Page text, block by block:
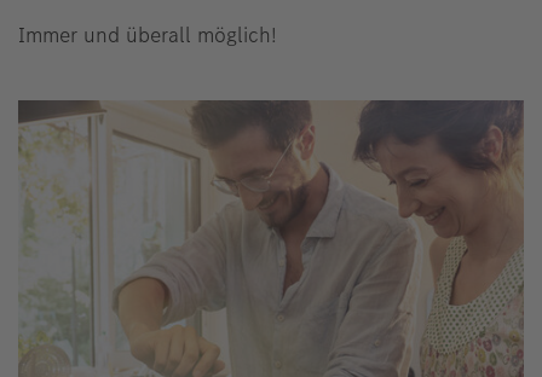
Immer und überall möglich!